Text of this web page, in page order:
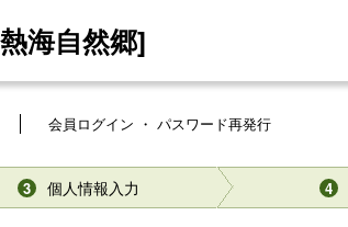
海自然郷]
会員ログイン ・ パスワード再発行
3 個人情報入力 4